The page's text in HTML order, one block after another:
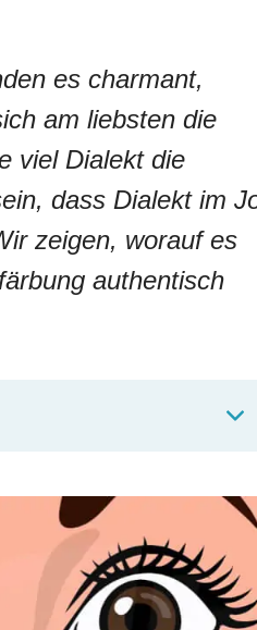
es charmant,
am liebsten die
viel Dialekt die
dass Dialekt im
zeigen, worauf es
authentisch